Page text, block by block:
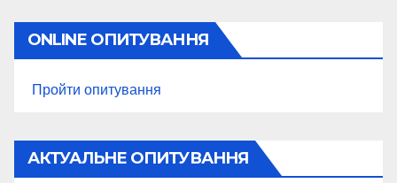
ONLINE ОПИТУВАННЯ
Пройти опитування
АКТУАЛЬНЕ ОПИТУВАННЯ